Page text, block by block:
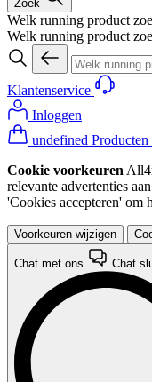
Zoek
Welk running product
Welk running product
Klantenservice
Inloggen
undefined
Cookie voorkeuren
relevante advertenties
'Cookies accepteren' om
Voorkeuren wijzigen
Chat met ons Chat